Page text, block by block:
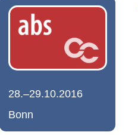
28.–29.10.2016
Bonn